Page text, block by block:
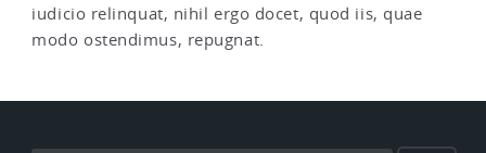
iudicio relinquat, nihil ergo docet, quod iis, quae
modo ostendimus, repugnat.